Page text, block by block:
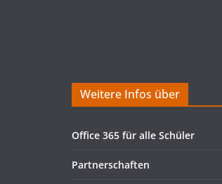
Weitere Infos über
Office 365 für alle Schüler
Partnerschaften